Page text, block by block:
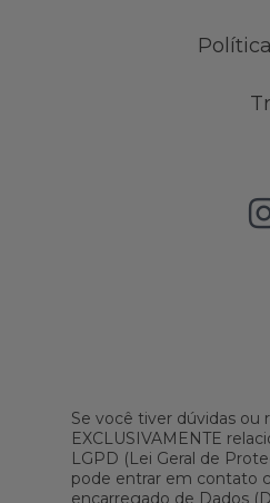
Se você tiver dúvidas ou
EXCLUSIVAMENTE
LGPD (Lei Geral de
pode entrar em contato
encarregado de Dados